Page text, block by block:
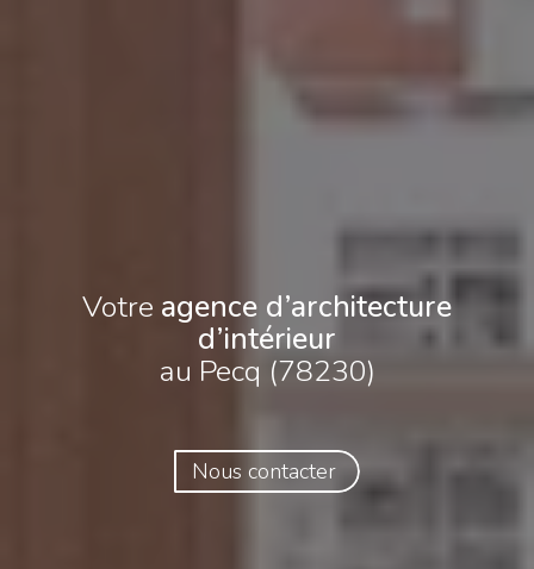
Votre agence d’architecture
d’intérieur
au Pecq (78230)
Nous contacter